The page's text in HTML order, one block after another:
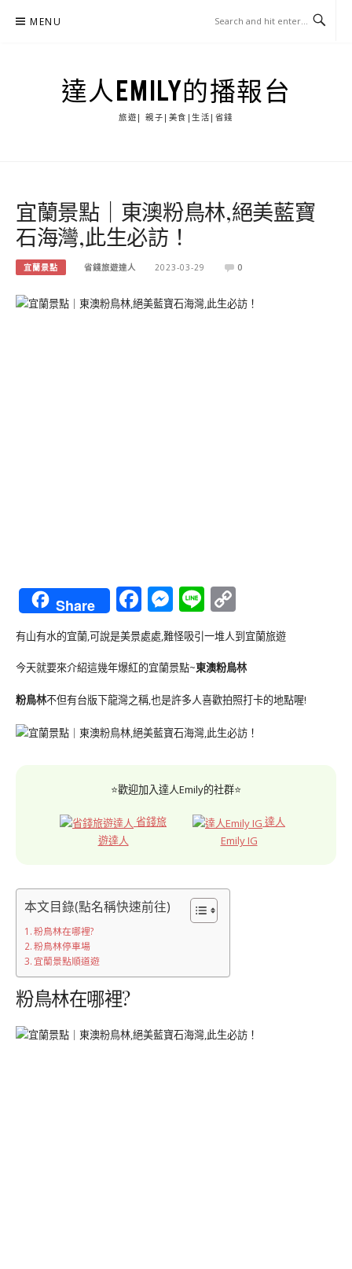
MENU
達人EMILY的播報台
旅遊| 親子|美食|生活|省錢
宜蘭景點｜東澳粉鳥林,絕美藍寶
石海灣,此生必訪！
宜蘭景點 省錢旅遊達人 2023-03-29 0
Share Facebook
Messenger
Line
Link
有山有水的宜蘭,可說是美景處處,難怪吸引一堆人到宜蘭旅遊
今天就要來介紹這幾年爆紅的宜蘭景點~東澳粉鳥林
粉鳥林不但有台版下龍灣之稱,也是許多人喜歡拍照打卡的地點喔!
⭐歡迎加入達人Emily的社群⭐
省錢旅
遊達人
達人
Emily IG
本文目錄(點名稱快速前往)
粉鳥林在哪裡?
粉鳥林停車場
宜蘭景點順道遊
粉鳥林在哪裡?